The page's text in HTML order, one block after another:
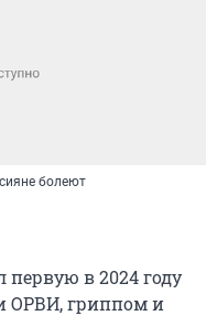
болеют
первую в 2024 году
ОРВИ, гриппом и